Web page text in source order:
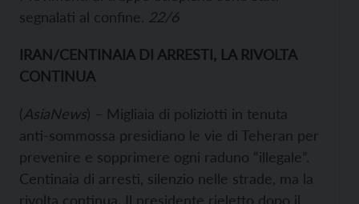
segnalati al confine. 22/6
IRAN/CENTINAIA DI ARRESTI, LA RIVOLTA
CONTINUA
(AsiaNews) – Migliaia di poliziotti in tenuta
anti-sommossa presidiano le vie di Teheran per
prevenire e sopprimere ogni raduno “illegale”.
Centinaia di arresti, silenzio nelle strade, ma la
rivolta continua. Il presidente rieletto dopo il